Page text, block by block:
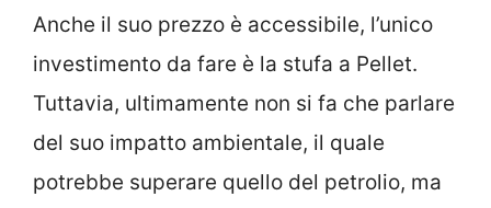
Anche il suo prezzo è accessibile, l’unico
investimento da fare è la stufa a Pellet.
Tuttavia, ultimamente non si fa che parlare
del suo impatto ambientale, il quale
potrebbe superare quello del petrolio, ma